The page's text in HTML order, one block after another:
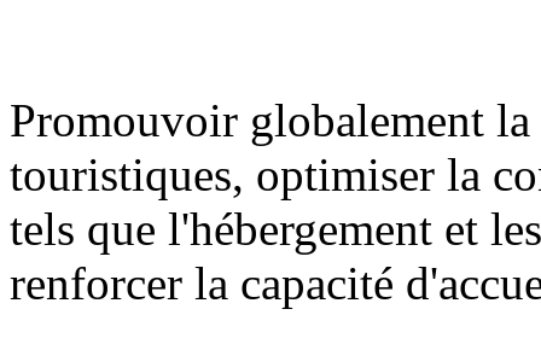
Promouvoir globalement
touristiques, optimiser la
tels que l'hébergement et
renforcer la capacité